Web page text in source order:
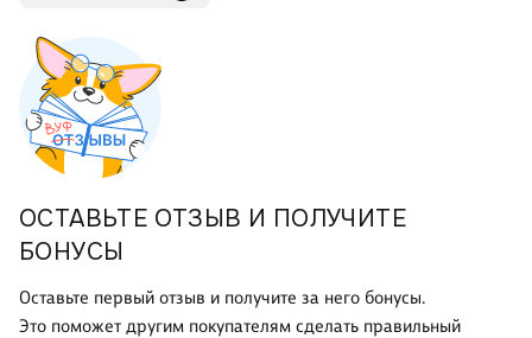
ОСТАВЬТЕ ОТЗЫВ И ПОЛУЧИТЕ
БОНУСЫ
Оставьте первый отзыв и получите за него бонусы.
Это поможет другим покупателям сделать правильный